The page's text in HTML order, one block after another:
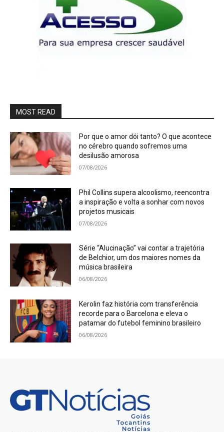
MOST READ
Por que o amor dói tanto? O que acontece
no cérebro quando sofremos uma
desilusão amorosa
07/08/2026
Phil Collins supera alcoolismo, reencontra
a inspiração e volta a sonhar com novos
projetos musicais
07/08/2026
Série “Alucinação” vai contar a trajetória
de Belchior, um dos maiores nomes da
música brasileira
06/08/2026
Kerolin faz história com transferência
recorde para o Barcelona e eleva o
patamar do futebol feminino brasileiro
06/08/2026